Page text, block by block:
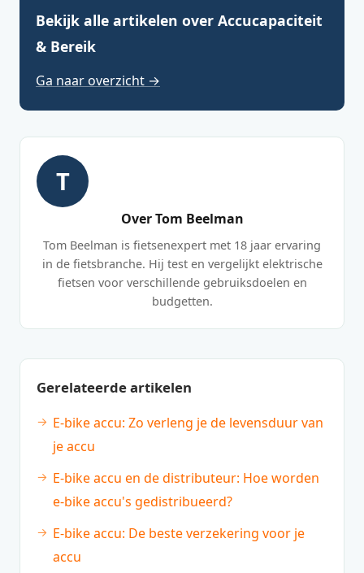
Bekijk alle artikelen over Accucapaciteit
& Bereik
Ga naar overzicht →
T
Over Tom Beelman
Tom Beelman is fietsenexpert met 18 jaar ervaring
in de fietsbranche. Hij test en vergelijkt elektrische
fietsen voor verschillende gebruiksdoelen en
budgetten.
Gerelateerde artikelen
E-bike accu: Zo verleng je de levensduur van
je accu
E-bike accu en de distributeur: Hoe worden
e-bike accu's gedistribueerd?
E-bike accu: De beste verzekering voor je
accu